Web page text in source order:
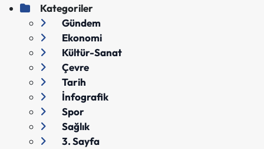
Kategoriler
Gündem
Ekonomi
Kültür-Sanat
Çevre
Tarih
İnfografik
Spor
Sağlık
3. Sayfa